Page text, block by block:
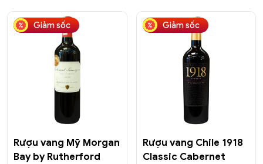
Giảm sốc
Rượu vang Mỹ Morgan
Bay by Rutherford
Giảm sốc
Rượu vang Chile 1918
Classic Cabernet